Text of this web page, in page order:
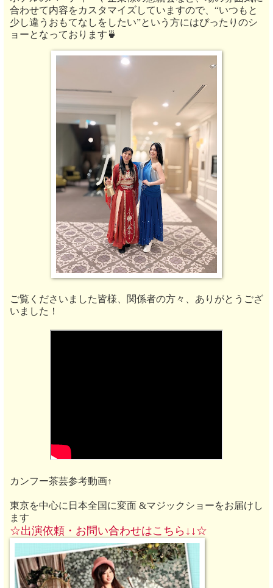
合わせて内容をカスタマイズしていますので、 “いつもと
少し違うおもてなしをしたい”という方にはぴったりのシ
ョーとなっております🍵
ご覧くださいました皆様、関係者の方々、ありがとうござ
いました！
カンフー茶芸参考動画↑
東京を中心に日本全国に変面 &マジックショーをお届けし
ます
☆出演依頼・お問い合わせはこちら↓↓☆